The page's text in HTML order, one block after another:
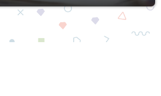
название самой значимой и
государства. Примечательно, что
библиотека по своим масштабам